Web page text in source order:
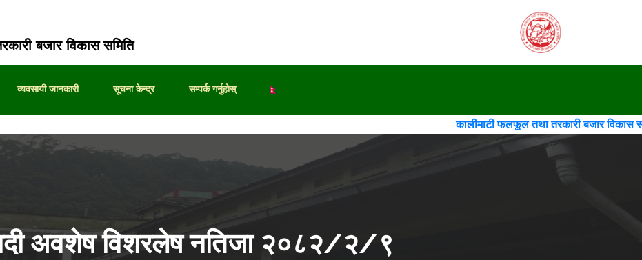
बजार विकास समिति
व्यवसायी जानकारी सूचना केन्द्र सम्पर्क गर्नुहोस्
कालीमाटी फलफूल तथा तरकारी बजार विकास
अवशेष विशरलेष नतिजा २०८२/२/९